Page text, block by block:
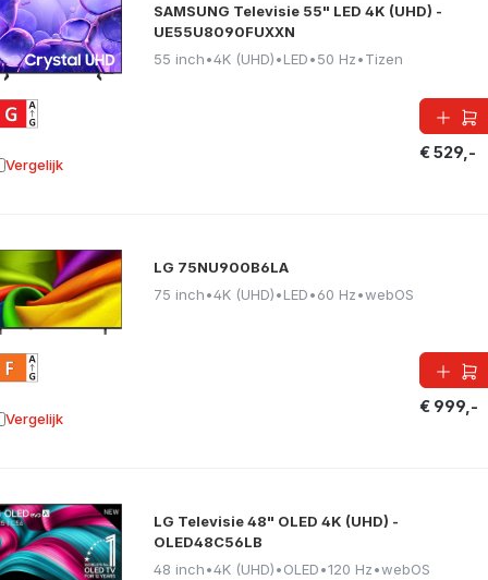
SAMSUNG Televisie 55" LED 4K (UHD) -
UE55U8090FUXXN
55 inch•4K (UHD)•LED•50 Hz•Tizen
€ 529,-
Vergelijk aan vergelijking
LG 75NU900B6LA
75 inch•4K (UHD)•LED•60 Hz•webOS
€ 999,-
Vergelijk aan vergelijking
LG Televisie 48" OLED 4K (UHD) -
OLED48C56LB
48 inch•4K (UHD)•OLED•120 Hz•webOS